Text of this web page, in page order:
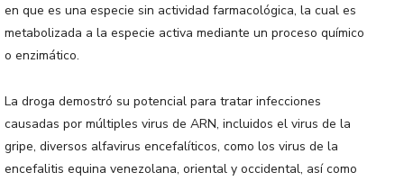
en que es una especie sin actividad farmacológica, la cual es
metabolizada a la especie activa mediante un proceso químico
o enzimático.
La droga demostró su potencial para tratar infecciones
causadas por múltiples virus de ARN, incluidos el virus de la
gripe, diversos alfavirus encefalíticos, como los virus de la
encefalitis equina venezolana, oriental y occidental, así como